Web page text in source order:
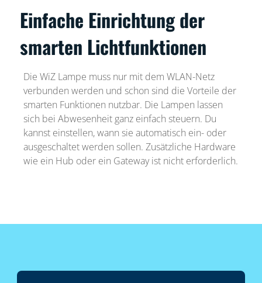
Einfache Einrichtung der
smarten Lichtfunktionen
Die WiZ Lampe muss nur mit dem WLAN-Netz
verbunden werden und schon sind die Vorteile der
smarten Funktionen nutzbar. Die Lampen lassen
sich bei Abwesenheit ganz einfach steuern. Du
kannst einstellen, wann sie automatisch ein- oder
ausgeschaltet werden sollen. Zusätzliche Hardware
wie ein Hub oder ein Gateway ist nicht erforderlich.